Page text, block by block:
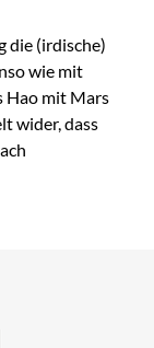
die (irdische)
wie mit
Hao mit Mars
wider, dass